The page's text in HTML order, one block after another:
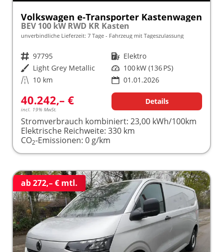
Volkswagen e-Transporter Kastenwagen
BEV 100 kW RWD KR Kasten
unverbindliche Lieferzeit: 7 Tage Fahrzeug mit Tageszulassung
Fahrzeugnr. 97795 Kraftstoff Elektro
Außenfarbe Light Grey Metallic Leistung 100 kW (136 PS)
Kilometerstand 10 km 01.01.2026
40.242,– €
incl. 19% MwSt.
Details
Stromverbrauch kombiniert: 23,00 kWh/100km
Elektrische Reichweite: 330 km
CO2-Emissionen: 0 g/km
ab 272,– € mtl.